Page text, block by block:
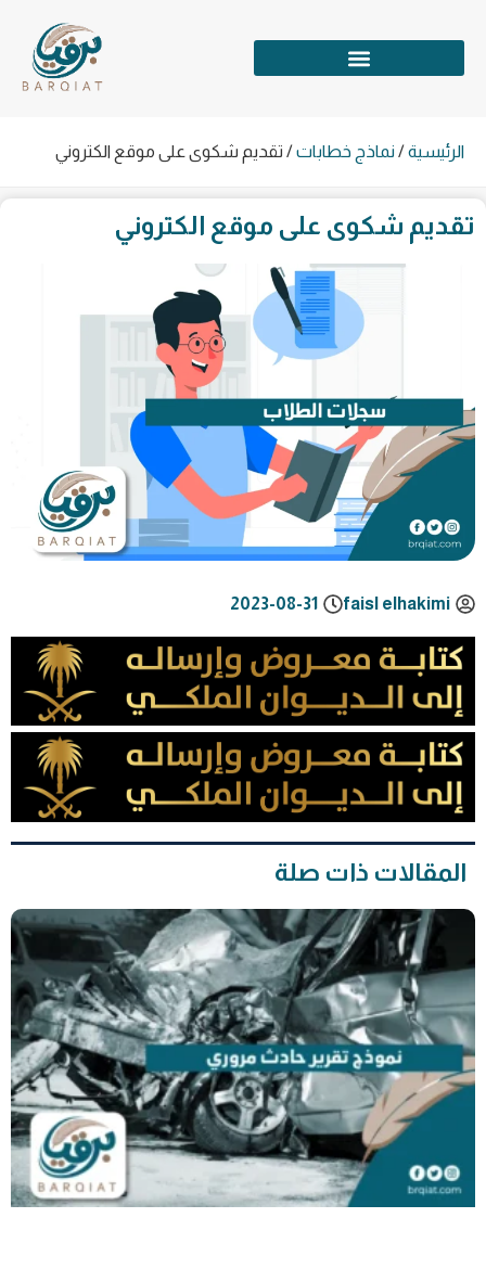
الرئيسية/نماذج خطابات/ تقديم شكوى على موقع الكتروني
تقديم شكوى على موقع الكتروني
faisl elhakimi
2023-08-31
المقالات ذات صلة